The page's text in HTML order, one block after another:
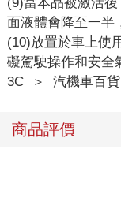
面液體會降至一半
(10)放置於車上使
礙駕駛操作和安全
3C
＞ 汽機車百貨
商品評價